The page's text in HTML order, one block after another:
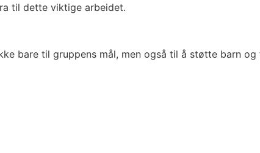
til dette viktige arbeidet.
bare til gruppens mål, men også til å støtte barn